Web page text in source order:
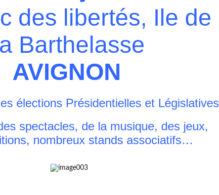
des libertés, Ile de
Barthelasse
AVIGNON
élections Présidentielles et Législatives
spectacles, de la musique, des jeux,
nombreux stands associatifs…